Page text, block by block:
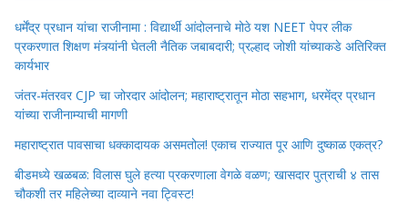
धर्मेंद्र प्रधान यांचा राजीनामा : विद्यार्थी आंदोलनाचे मोठे यश NEET पेपर लीक
प्रकरणात शिक्षण मंत्र्यांनी घेतली नैतिक जबाबदारी; प्रल्हाद जोशी यांच्याकडे अतिरिक्त
कार्यभार
जंतर-मंतरवर CJP चा जोरदार आंदोलन; महाराष्ट्रातून मोठा सहभाग, धरमेंद्र प्रधान
यांच्या राजीनाम्याची मागणी
महाराष्ट्रात पावसाचा धक्कादायक असमतोल! एकाच राज्यात पूर आणि दुष्काळ एकत्र?
बीडमध्ये खळबळ: विलास घुले हत्या प्रकरणाला वेगळे वळण; खासदार पुत्राची ४ तास
चौकशी तर महिलेच्या दाव्याने नवा ट्विस्ट!